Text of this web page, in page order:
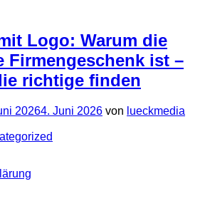
Logo: Warum die
Firmengeschenk ist –
richtige finden
20264. Juni 2026 von lueckmedia